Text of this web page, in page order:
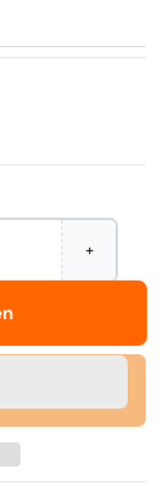
+Verhoog
het
-
vr